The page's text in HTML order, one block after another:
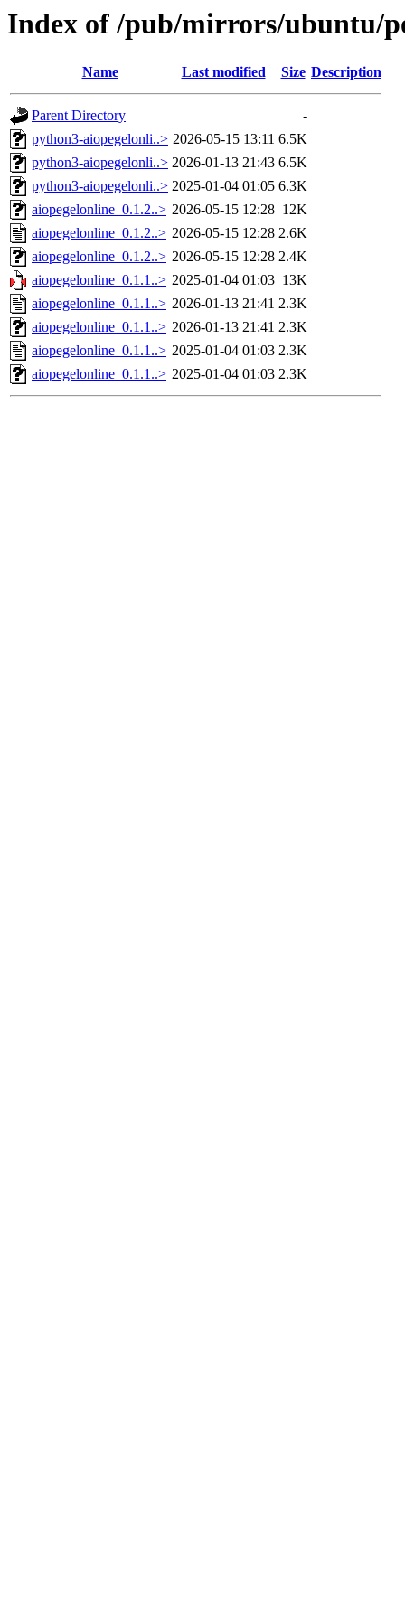
Index of /pub/mirrors/ubuntu/
Name Last modified Size Description
Parent Directory
-
python3-aiopegelonli..> 2026-05-15 13:11 6.5K
python3-aiopegelonli..> 2026-01-13 21:43 6.5K
python3-aiopegelonli..> 2025-01-04 01:05 6.3K
aiopegelonline_0.1.2..> 2026-05-15 12:28 12K
aiopegelonline_0.1.2..> 2026-05-15 12:28 2.6K
aiopegelonline_0.1.2..> 2026-05-15 12:28 2.4K
aiopegelonline_0.1.1..> 2025-01-04 01:03 13K
aiopegelonline_0.1.1..> 2026-01-13 21:41 2.3K
aiopegelonline_0.1.1..> 2026-01-13 21:41 2.3K
aiopegelonline_0.1.1..> 2025-01-04 01:03 2.3K
aiopegelonline_0.1.1..> 2025-01-04 01:03 2.3K